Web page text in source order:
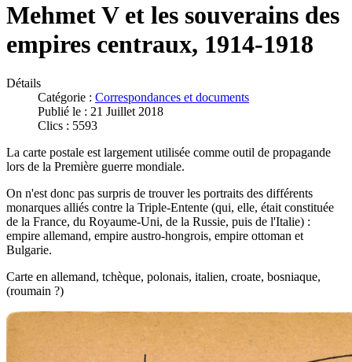
Mehmet V et les souverains des
empires centraux, 1914-1918
Détails
Catégorie : Correspondances et documents
Publié le : 21 Juillet 2018
Clics : 5593
La carte postale est largement utilisée comme outil de propagande
lors de la Première guerre mondiale.
On n'est donc pas surpris de trouver les portraits des différents
monarques alliés contre la Triple-Entente (qui, elle, était constituée
de la France, du Royaume-Uni, de la Russie, puis de l'Italie) :
empire allemand, empire austro-hongrois, empire ottoman et
Bulgarie.
Carte en allemand, tchèque, polonais, italien, croate, bosniaque,
(roumain ?)